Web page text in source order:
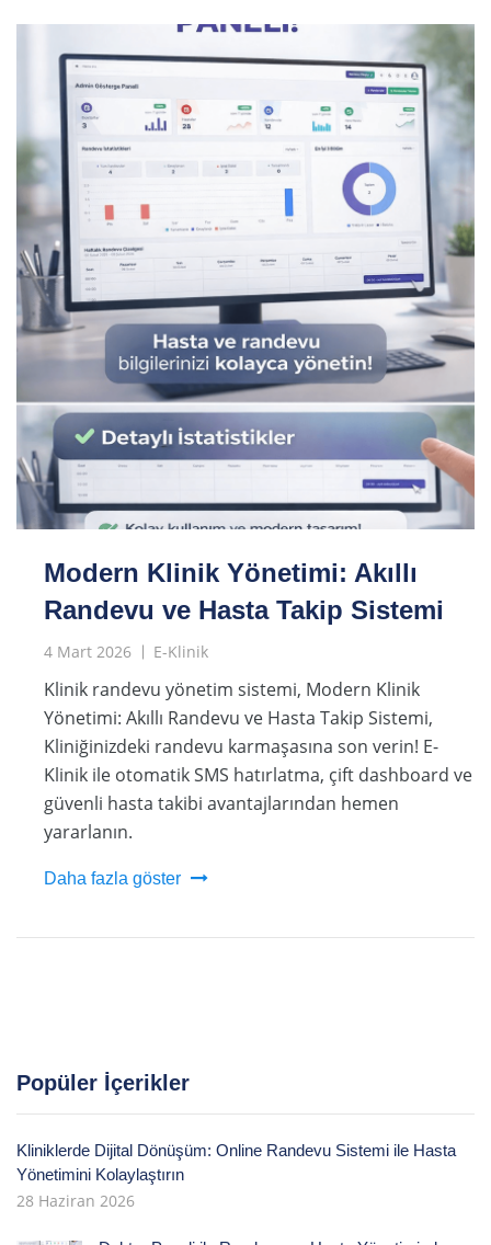
Modern Klinik Yönetimi: Akıllı
Randevu ve Hasta Takip Sistemi
4 Mart 2026 E-Klinik
Klinik randevu yönetim sistemi, Modern Klinik
Yönetimi: Akıllı Randevu ve Hasta Takip Sistemi,
Kliniğinizdeki randevu karmaşasına son verin! E-
Klinik ile otomatik SMS hatırlatma, çift dashboard ve
güvenli hasta takibi avantajlarından hemen
yararlanın.
Daha fazla göster
Popüler İçerikler
Kliniklerde Dijital Dönüşüm: Online Randevu Sistemi ile Hasta
Yönetimini Kolaylaştırın
28 Haziran 2026